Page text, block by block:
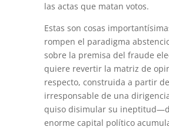
las actas que matan votos.
Estas son cosas
rompen el paradigma
sobre la premisa del fraude
quiere revertir la matriz de
respecto, construida a partir
irresponsable de una
quiso disimular su
enorme capital político